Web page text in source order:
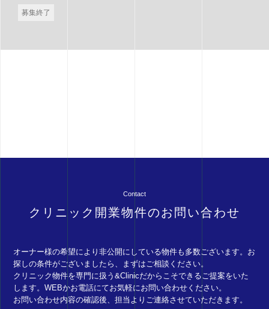
募集終了
Contact
クリニック開業物件のお問い合わせ
オーナー様の希望により非公開にしている物件も多数ございます。お
探しの条件がございましたら、まずはご相談ください。
クリニック物件を専門に扱う&Clinicだからこそできるご提案をいた
します。WEBかお電話にてお気軽にお問い合わせください。
お問い合わせ内容の確認後、担当よりご連絡させていただきます。